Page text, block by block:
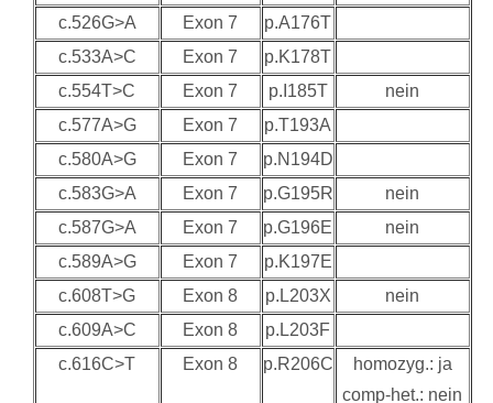
c.526G>A
Exon 7
p.A176T
c.533A>C
Exon 7
p.K178T
c.554T>C
Exon 7 p.I185T
nein
c.577A>G
Exon 7
p.T193A
c.580A>G
Exon 7
p.N194D
c.583G>A
Exon 7 p.G195R
nein
c.587G>A
Exon 7 p.G196E
nein
c.589A>G
Exon 7
p.K197E
c.608T>G
Exon 8 p.L203X
nein
c.609A>C
Exon 8
p.L203F
c.616C>T
Exon 8 p.R206C
homozyg.: ja
comp-het.: nein